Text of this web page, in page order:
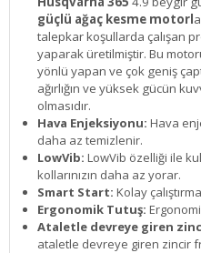
güçlü ağaç kesme motorl
talepkar koşullarda çalışan
yaparak üretilmiştir. Bu
yönlü yapan ve çok geniş
ağırlığın ve yüksek gücün
olmasıdır.
Hava Enjeksiyonu: Hava
daha az temizlenir.
LowVib: LowVib özelliği ile
kollarınızın daha az yorar.
Smart Start: Kolay
Ergonomik Tutuş:
Ataletle devreye giren
ataletle devreye giren zincir